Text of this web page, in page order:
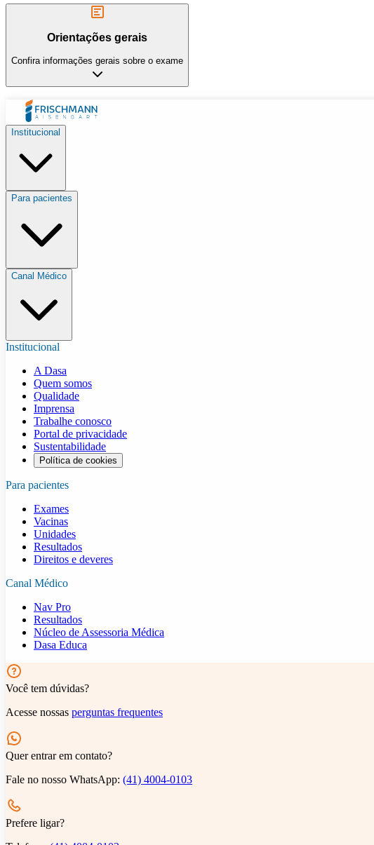
Orientações gerais
Confira informações gerais sobre o exame
Institucional
Para pacientes
Canal Médico
Institucional
A Dasa
Quem somos
Qualidade
Imprensa
Trabalhe conosco
Portal de privacidade
Sustentabilidade
Política de cookies
Para pacientes
Exames
Vacinas
Unidades
Resultados
Direitos e deveres
Canal Médico
Nav Pro
Resultados
Núcleo de Assessoria Médica
Dasa Educa
Você tem dúvidas?
Acesse nossas perguntas frequentes
Quer entrar em contato?
Fale no nosso WhatsApp: (41) 4004-0103
Prefere ligar?